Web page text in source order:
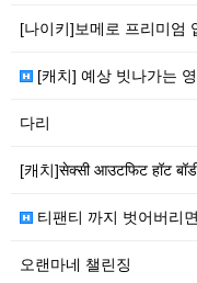
[나이키]보메로 프리미엄
[캐치] 예상 빗나가는
다리
[캐치]सेक्सी आउटफिट हॉट
티팬티 까지 벗어버리면
오랜마네 챌린징